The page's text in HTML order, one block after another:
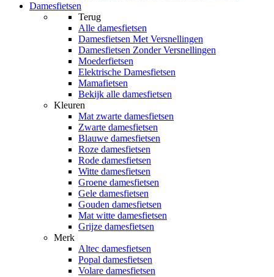
Damesfietsen
Terug
Alle damesfietsen
Damesfietsen Met Versnellingen
Damesfietsen Zonder Versnellingen
Moederfietsen
Elektrische Damesfietsen
Mamafietsen
Bekijk alle damesfietsen
Kleuren
Mat zwarte damesfietsen
Zwarte damesfietsen
Blauwe damesfietsen
Roze damesfietsen
Rode damesfietsen
Witte damesfietsen
Groene damesfietsen
Gele damesfietsen
Gouden damesfietsen
Mat witte damesfietsen
Grijze damesfietsen
Merk
Altec damesfietsen
Popal damesfietsen
Volare damesfietsen